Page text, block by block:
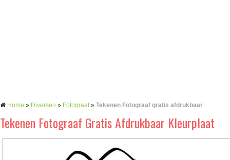
Home » Diversen » Fotograaf» Tekenen Fotograaf gratis afdrukbaar
Tekenen Fotograaf Gratis Afdrukbaar Kleurplaat